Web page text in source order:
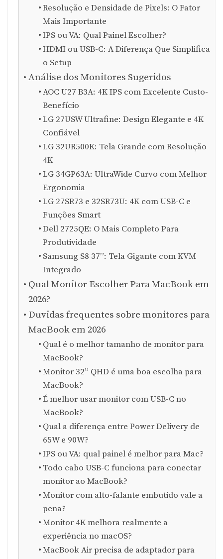
Resolução e Densidade de Pixels: O Fator
Mais Importante
IPS ou VA: Qual Painel Escolher?
HDMI ou USB-C: A Diferença Que Simplifica
o Setup
Análise dos Monitores Sugeridos
AOC U27 B3A: 4K IPS com Excelente Custo-
Benefício
LG 27USW Ultrafine: Design Elegante e 4K
Confiável
LG 32UR500K: Tela Grande com Resolução
4K
LG 34GP63A: UltraWide Curvo com Melhor
Ergonomia
LG 27SR73 e 32SR73U: 4K com USB-C e
Funções Smart
Dell 2725QE: O Mais Completo Para
Produtividade
Samsung S8 37”: Tela Gigante com KVM
Integrado
Qual Monitor Escolher Para MacBook em
2026?
Duvidas frequentes sobre monitores para
MacBook em 2026
Qual é o melhor tamanho de monitor para
MacBook?
Monitor 32” QHD é uma boa escolha para
MacBook?
É melhor usar monitor com USB-C no
MacBook?
Qual a diferença entre Power Delivery de
65W e 90W?
IPS ou VA: qual painel é melhor para Mac?
Todo cabo USB-C funciona para conectar
monitor ao MacBook?
Monitor com alto-falante embutido vale a
pena?
Monitor 4K melhora realmente a
experiência no macOS?
MacBook Air precisa de adaptador para